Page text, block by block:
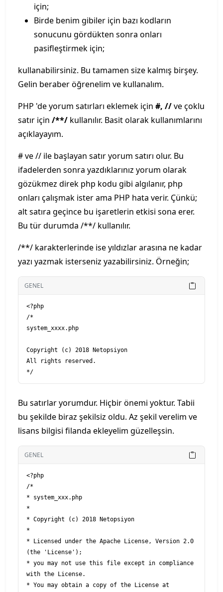
için;
Birde benim gibiler için bazı kodların
sonucunu gördükten sonra onları
pasifleştirmek için;
kullanabilirsiniz. Bu tamamen size kalmış birşey.
Gelin beraber öğrenelim ve kullanalım.
PHP 'de yorum satırları eklemek için #, //ve çoklu
satır için /**/ kullanılır. Basit olarak kullanımlarını
açıklayayım.
# ve // ile başlayan satır yorum satırı olur. Bu
ifadelerden sonra yazdıklarınız yorum olarak
gözükmez direk php kodu gibi algılanır, php
onları çalışmak ister ama PHP hata verir. Çünkü;
alt satıra geçince bu işaretlerin etkisi sona erer.
Bu tür durumda /**/ kullanılır.
/**/ karakterlerinde ise yıldızlar arasına ne kadar
yazı yazmak isterseniz yazabilirsiniz. Örneğin;
GENEL
<?php
/*
system_xxxx.php
Copyright (c) 2018 Netopsiyon
All rights reserved.
Bu satırlar yorumdur. Hiçbir önemi yoktur. Tabii
bu şekilde biraz şekilsiz oldu. Az şekil verelim ve
lisans bilgisi filanda ekleyelim güzelleşsin.
GENEL
<?php
/*
* system_xxx.php
*
* Copyright (c) 2018 Netopsiyon
*
* Licensed under the Apache License, Version 2.0
(the 'License');
* you may not use this file except in compliance
with the License.
* You may obtain a copy of the License at